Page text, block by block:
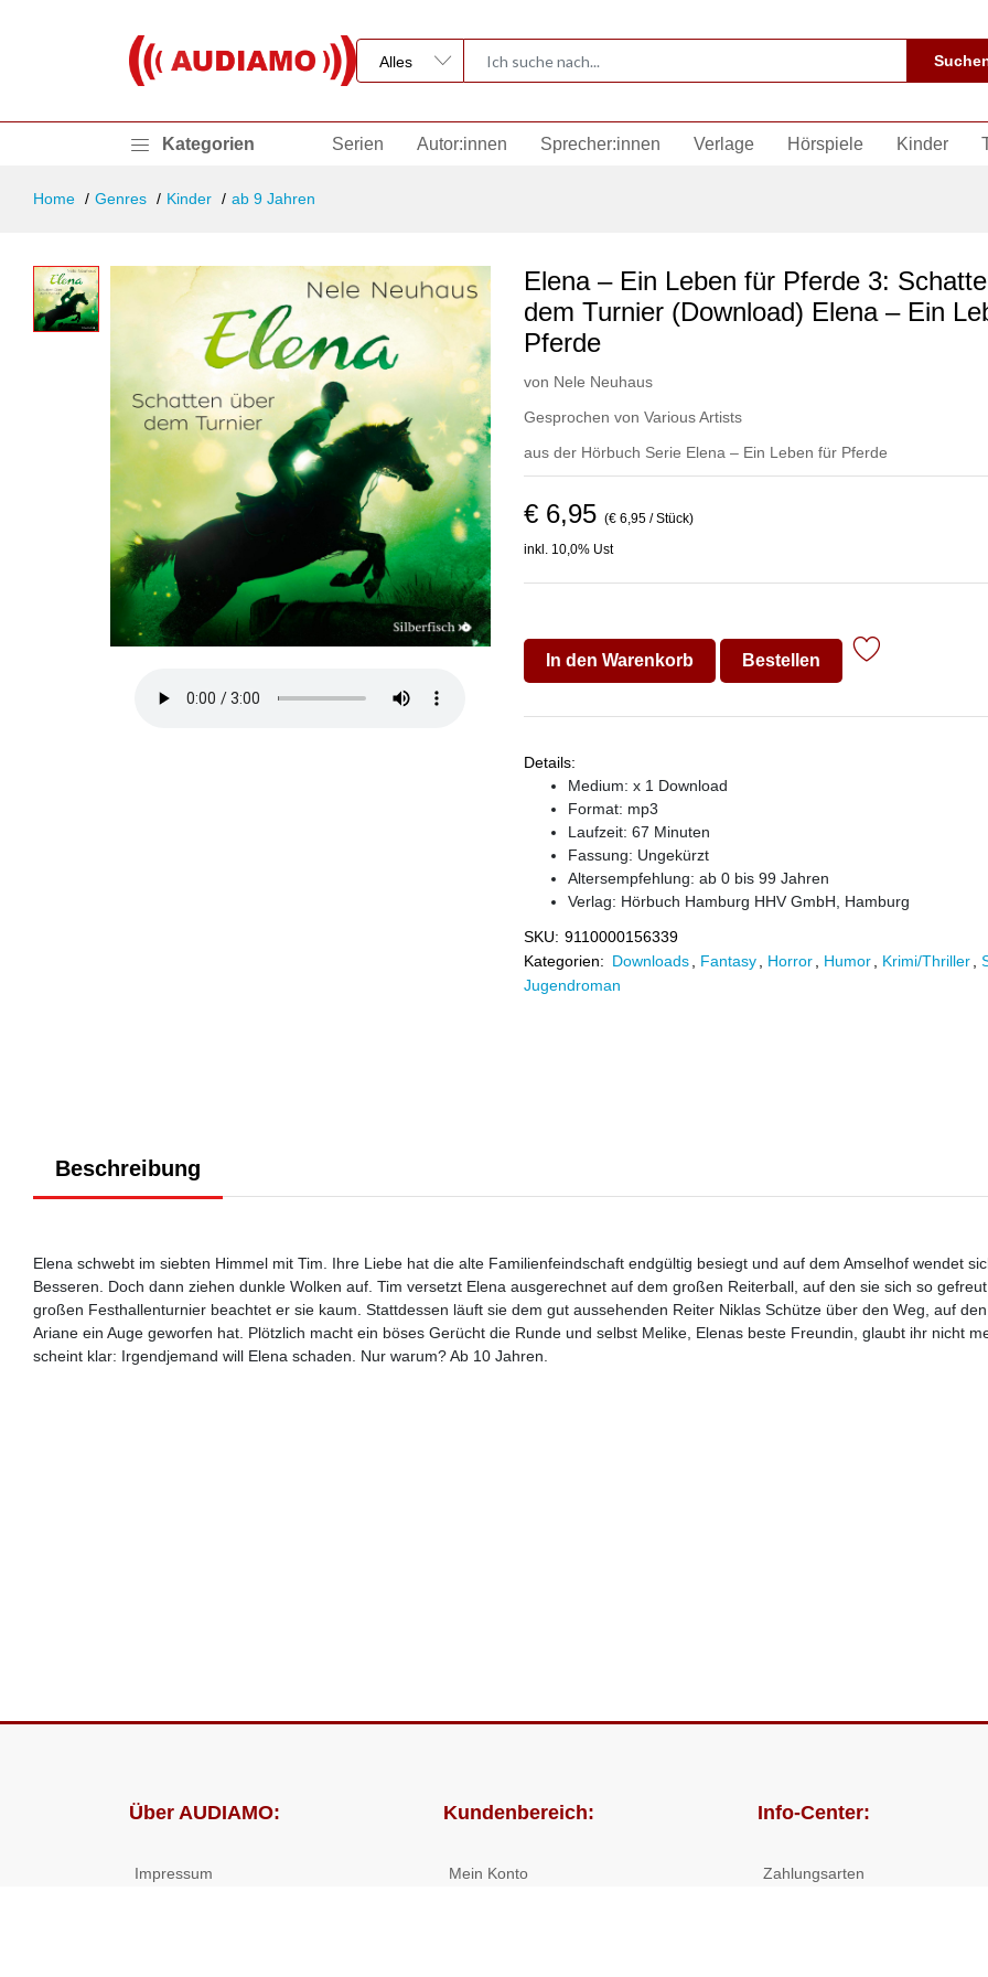
Kategorien Serien Autor:innen Sprecher:innen Verlage Hörspiele Kinder
Home Genres Kinder ab 9 Jahren
Elena – Ein Leben für Pferde 3:
dem Turnier (Download) Elena – Ein
Pferde
von Nele Neuhaus
Gesprochen von Various Artists
aus der Hörbuch Serie Elena – Ein Leben für Pferde
€ 6,95 (€ 6,95 / Stück)
inkl. 10,0% Ust
In den Warenkorb Bestellen
Details:
Medium: x 1 Download
Format: mp3
Laufzeit: 67 Minuten
Fassung: Ungekürzt
Altersempfehlung: ab 0 bis 99 Jahren
Verlag: Hörbuch Hamburg HHV GmbH, Hamburg
SKU: 9110000156339
Kategorien: Downloads Fantasy Horror Humor Krimi/Thriller
Jugendroman
Beschreibung
Elena schwebt im siebten Himmel mit Tim. Ihre Liebe hat die alte Familienfeindschaft endgültig besiegt und auf dem Amselhof wendet
Besseren. Doch dann ziehen dunkle Wolken auf. Tim versetzt Elena ausgerechnet auf dem großen Reiterball, auf den sie sich so
großen Festhallenturnier beachtet er sie kaum. Stattdessen läuft sie dem gut aussehenden Reiter Niklas Schütze über den Weg, auf
Ariane ein Auge geworfen hat. Plötzlich macht ein böses Gerücht die Runde und selbst Melike, Elenas beste Freundin, glaubt ihr nicht
scheint klar: Irgendjemand will Elena schaden. Nur warum? Ab 10 Jahren.
Über AUDIAMO:
Impressum
Kundenbereich:
Mein Konto
Info-Center:
Zahlungsarten